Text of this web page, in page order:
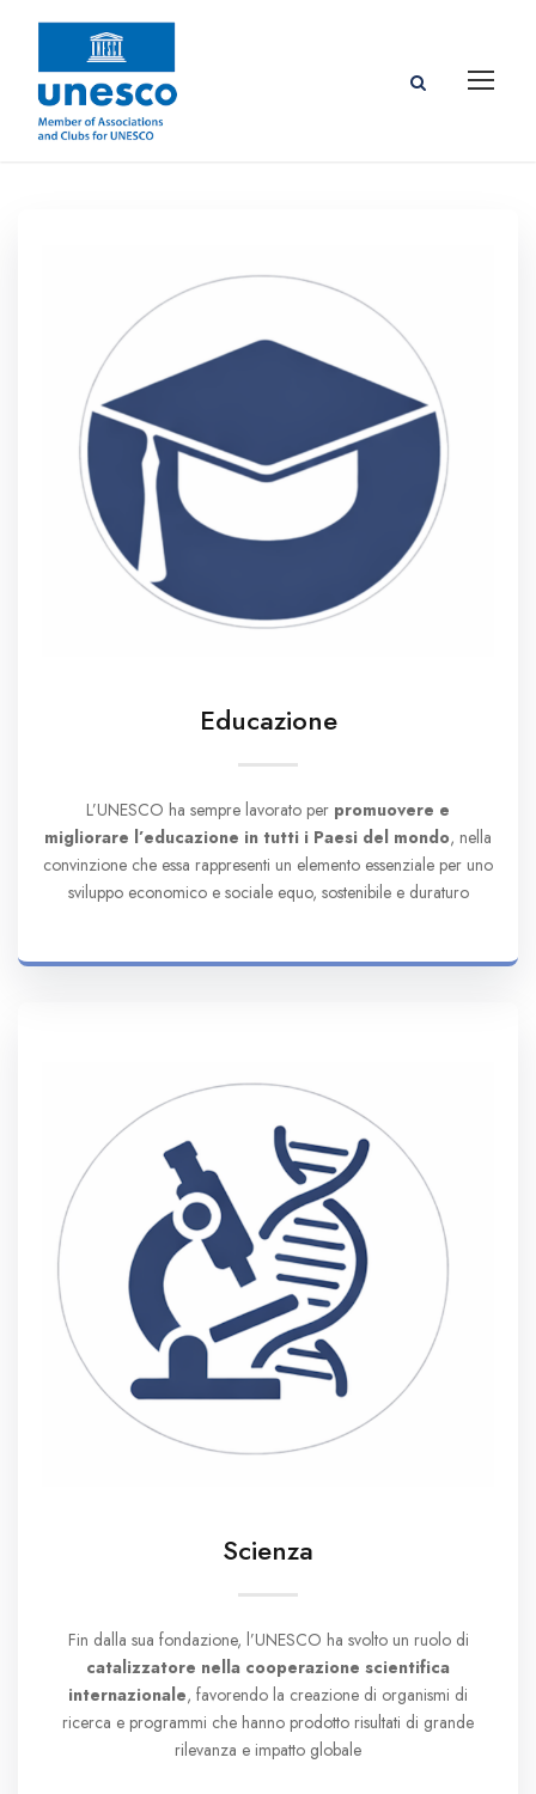
Educazione
L’UNESCO ha sempre lavorato per promuovere e
migliorare l’educazione in tutti i Paesi del mondo, nella
convinzione che essa rappresenti un elemento essenziale per uno
sviluppo economico e sociale equo, sostenibile e duraturo
Scienza
Fin dalla sua fondazione, l’UNESCO ha svolto un ruolo di
catalizzatore nella cooperazione scientifica
internazionale, favorendo la creazione di organismi di
ricerca e programmi che hanno prodotto risultati di grande
rilevanza e impatto globale